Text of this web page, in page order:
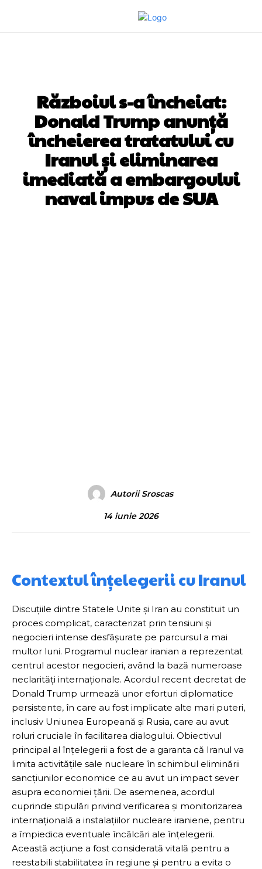
Războiul s-a încheiat:
Donald Trump anunță
încheierea tratatului cu
Iranul și eliminarea
imediată a embargoului
naval impus de SUA
Autorii Sroscas
14 iunie 2026
Contextul înțelegerii cu Iranul
Discuțiile dintre Statele Unite și Iran au constituit un
proces complicat, caracterizat prin tensiuni și
negocieri intense desfășurate pe parcursul a mai
multor luni. Programul nuclear iranian a reprezentat
centrul acestor negocieri, având la bază numeroase
neclarități internaționale. Acordul recent decretat de
Donald Trump urmează unor eforturi diplomatice
persistente, în care au fost implicate alte mari puteri,
inclusiv Uniunea Europeană și Rusia, care au avut
roluri cruciale în facilitarea dialogului. Obiectivul
principal al înțelegerii a fost de a garanta că Iranul va
limita activitățile sale nucleare în schimbul eliminării
sancțiunilor economice ce au avut un impact sever
asupra economiei țării. De asemenea, acordul
cuprinde stipulări privind verificarea și monitorizarea
internațională a instalațiilor nucleare iraniene, pentru
a împiedica eventuale încălcări ale înțelegerii.
Această acțiune a fost considerată vitală pentru a
reestabili stabilitatea în regiune și pentru a evita o